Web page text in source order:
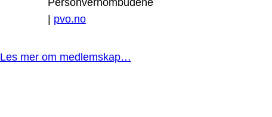
| pvo.no
Les mer om medlemskap…